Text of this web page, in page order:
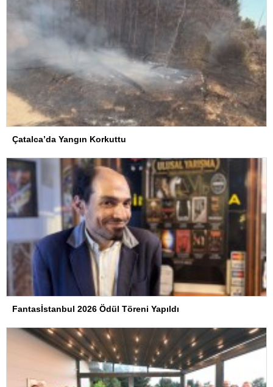
Çatalca’da Yangın Korkuttu
Fantasİstanbul 2026 Ödül Töreni Yapıldı